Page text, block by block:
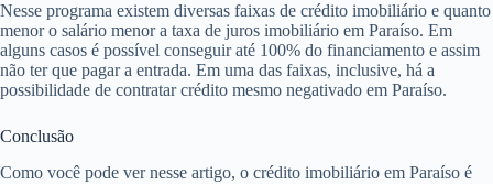
Nesse programa existem diversas faixas de crédito imobiliário e quanto
menor o salário menor a taxa de juros imobiliário em Paraíso. Em
alguns casos é possível conseguir até 100% do financiamento e assim
não ter que pagar a entrada. Em uma das faixas, inclusive, há a
possibilidade de contratar crédito mesmo negativado em Paraíso.
Conclusão
Como você pode ver nesse artigo, o crédito imobiliário em Paraíso é